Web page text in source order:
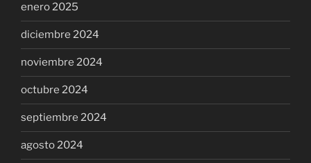
enero 2025
diciembre 2024
noviembre 2024
octubre 2024
septiembre 2024
agosto 2024